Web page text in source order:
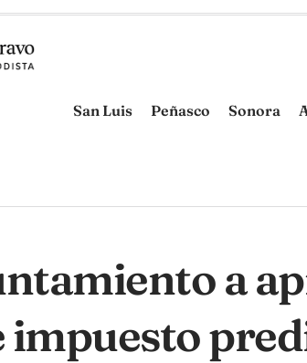
San Luis Peñasco Sonora
a
impuesto